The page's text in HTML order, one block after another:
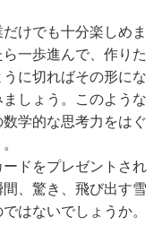
けでも十分楽しめま
一歩進んで、作りた
に切ればその形にな
しょう。このような
学的な思考力をはぐ
ドをプレゼントされ
、驚き、飛び出す雪
はないでしょうか。